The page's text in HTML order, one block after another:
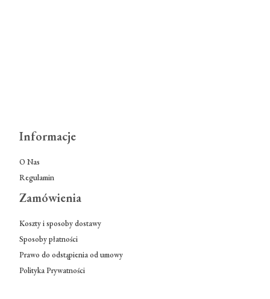
Informacje
O Nas
Regulamin
Zamówienia
Koszty i sposoby dostawy
Sposoby płatności
Prawo do odstąpienia od umowy
Polityka Prywatności